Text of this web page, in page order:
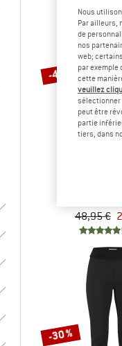
-45 %
48,95 €
-30 %
Nous
Par ailleurs,
de
nos
web;
par
cette
veuillez
sélectionner
peut être
partie
tiers, dans